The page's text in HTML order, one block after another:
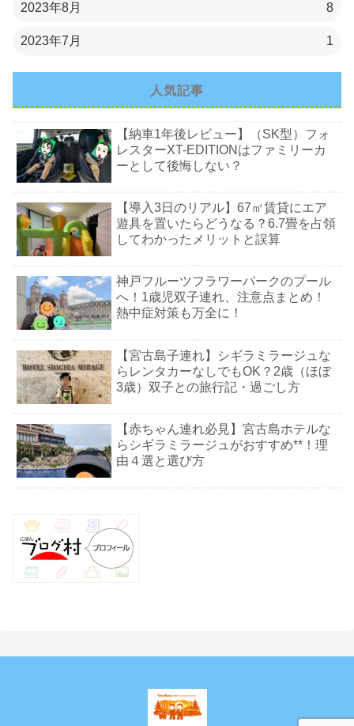
2023年8月 8
2023年7月 1
人気記事
【納車1年後レビュー】（SK型）フォ
レスターXT-EDITIONはファミリーカ
ーとして後悔しない？
【導入3日のリアル】67㎡賃貸にエア
遊具を置いたらどうなる？6.7畳を占領
してわかったメリットと誤算
神戸フルーツフラワーパークのプール
へ！1歳児双子連れ、注意点まとめ！
熱中症対策も万全に！
【宮古島子連れ】シギラミラージュな
らレンタカーなしでもOK？2歳（ほぼ
3歳）双子との旅行記・過ごし方
【赤ちゃん連れ必見】宮古島ホテルな
らシギラミラージュがおすすめ**！理
由４選と選び方